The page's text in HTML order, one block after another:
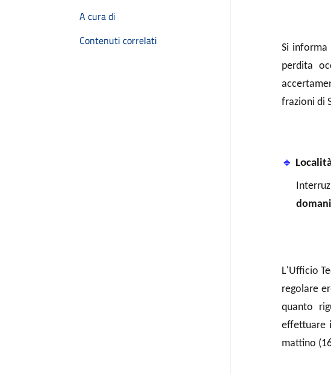
A cura di
Contenuti correlati
Si informa
perdita
frazioni di
🔹
L'Ufficio
regolare
quanto
effettuare
mattino